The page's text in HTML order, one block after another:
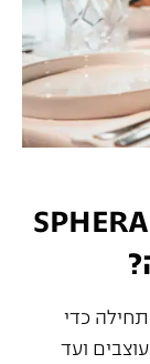
מה הופך את האירוח ב-SPHERA
כדי
ועד